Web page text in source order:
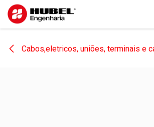
Pular para o conteúdo
Cabos,eletricos, uniões, terminais e